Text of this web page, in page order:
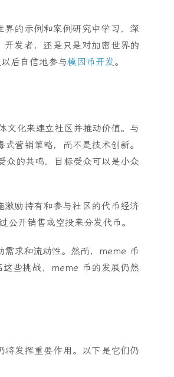
界的示例和案例研究中学习，深
发者，还是只是对加密世界的
后自信地参与模因币开发。
化来建立社区并推动价值。与
营销策略，而不是技术创新。
众的共鸣，目标受众可以是小众
励持有和参与社区的代币经济
开销售或空投来分发代币。
求和流动性。然而，meme 币
些挑战，meme 币的发展仍然
发挥重要作用。以下是它们仍